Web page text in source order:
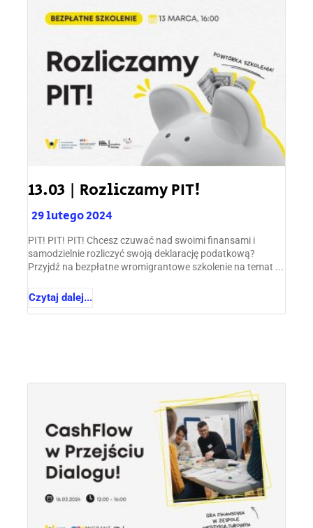
13.03 | Rozliczamy PIT!
29 lutego 2024
PIT! PIT! PIT! Chcesz czuwać nad swoimi finansami i
samodzielnie rozliczyć swoją deklarację podatkową?
Przyjdź na bezpłatne wromigrantowe szkolenie na temat ...
Czytaj dalej...